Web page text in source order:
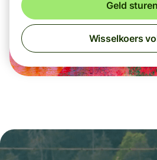
Geld sturen
Wisselkoers